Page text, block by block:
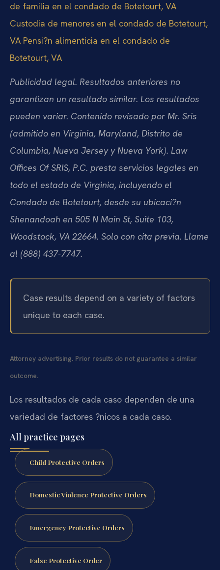
de familia en el condado de Botetourt, VA
Custodia de menores en el condado de Botetourt,
VA Pensi?n alimenticia en el condado de
Botetourt, VA
Publicidad legal. Resultados anteriores no
garantizan un resultado similar. Los resultados
pueden variar. Contenido revisado por Mr. Sris
(admitido en Virginia, Maryland, Distrito de
Columbia, Nueva Jersey y Nueva York). Law
Offices Of SRIS, P.C. presta servicios legales en
todo el estado de Virginia, incluyendo el
Condado de Botetourt, desde su ubicaci?n
Shenandoah en 505 N Main St, Suite 103,
Woodstock, VA 22664. Solo con cita previa. Llame
al (888) 437-7747.
Case results depend on a variety of factors
unique to each case.
Attorney advertising. Prior results do not guarantee a similar
outcome.
Los resultados de cada caso dependen de una
variedad de factores ?nicos a cada caso.
All practice pages
Child Protective Orders
Domestic Violence Protective Orders
Emergency Protective Orders
False Protective Order